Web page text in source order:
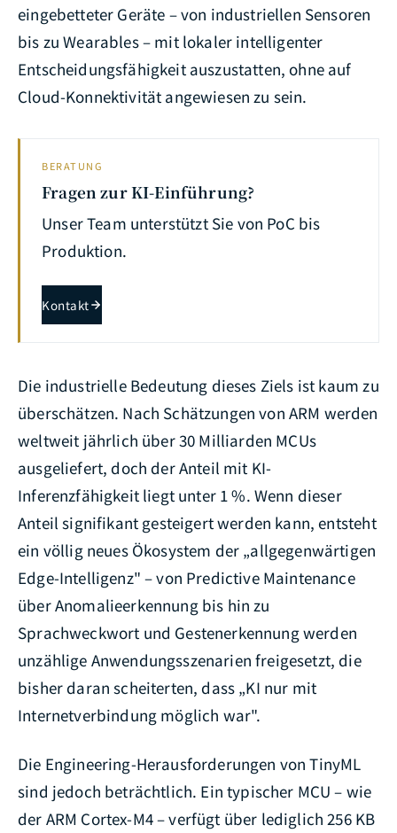
eingebetteter Geräte – von industriellen Sensoren
bis zu Wearables – mit lokaler intelligenter
Entscheidungsfähigkeit auszustatten, ohne auf
Cloud-Konnektivität angewiesen zu sein.
BERATUNG
Fragen zur KI-Einführung?
Unser Team unterstützt Sie von PoC bis
Produktion.
Kontakt
Die industrielle Bedeutung dieses Ziels ist kaum zu
überschätzen. Nach Schätzungen von ARM werden
weltweit jährlich über 30 Milliarden MCUs
ausgeliefert, doch der Anteil mit KI-
Inferenzfähigkeit liegt unter 1 %. Wenn dieser
Anteil signifikant gesteigert werden kann, entsteht
ein völlig neues Ökosystem der „allgegenwärtigen
Edge-Intelligenz" – von Predictive Maintenance
über Anomalieerkennung bis hin zu
Sprachweckwort und Gestenerkennung werden
unzählige Anwendungsszenarien freigesetzt, die
bisher daran scheiterten, dass „KI nur mit
Internetverbindung möglich war".
Die Engineering-Herausforderungen von TinyML
sind jedoch beträchtlich. Ein typischer MCU – wie
der ARM Cortex-M4 – verfügt über lediglich 256 KB